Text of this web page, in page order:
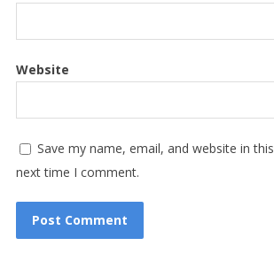
Website
Save my name, email, and website in
next time I comment.